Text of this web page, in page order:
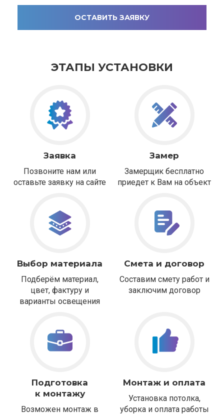
ОСТАВИТЬ ЗАЯВКУ
ЭТАПЫ УСТАНОВКИ
Заявка
Позвоните нам или
оставьте заявку на сайте
Замер
Замерщик бесплатно
приедет к Вам на объект
Выбор материала
Подберём материал,
цвет, фактуру и
варианты освещения
Смета и договор
Составим смету работ и
заключим договор
Подготовка
к монтажу
Возможен монтаж в
Монтаж и оплата
Установка потолка,
уборка и оплата работы